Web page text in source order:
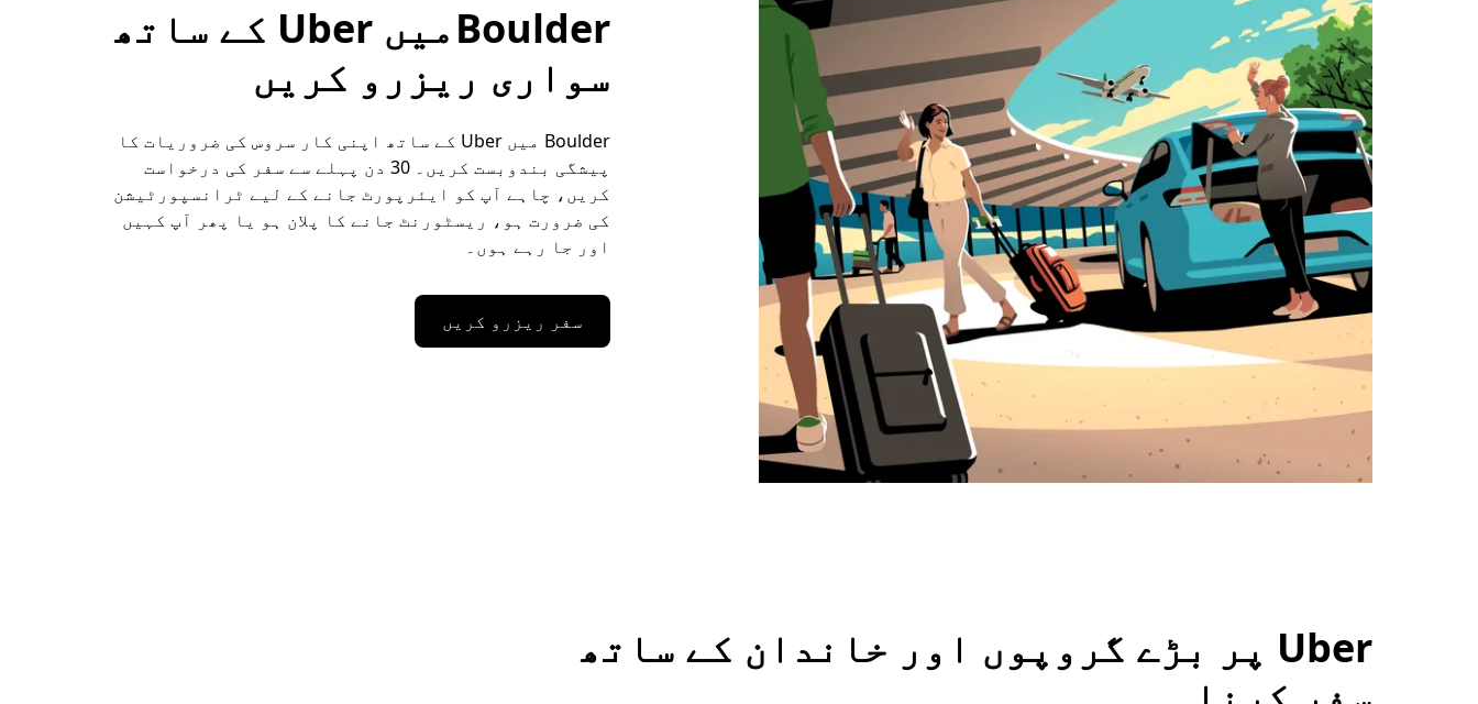
Boulderمیں Uber کے ساتھ
سواری ریزرو کریں
Boulder میں Uber کے ساتھ اپنی کار سروس کی ضروریات کا
پیشگی بندوبست کریں۔ 30 دن پہلے سے سفر کی درخواست
کریں، چاہے آپ کو ایئرپورٹ جانے کے لیے ٹرانسپورٹیشن
کی ضرورت ہو، ریسٹورنٹ جانے کا پلان ہو یا پھر آپ کہیں
اور جا رہے ہوں۔
سفر ریزرو کریں
Uber پر بڑے گروپوں اور خاندان کے ساتھ